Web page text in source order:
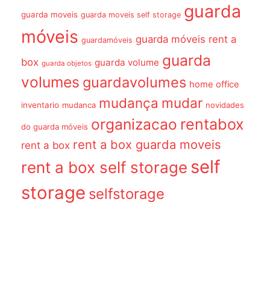
guarda moveis guarda moveis self storage guarda
móveis guardamóveis guarda móveis rent a
box guarda objetos guarda volume guarda
volumes guardavolumes home office
inventario mudanca mudança mudar novidades
do guarda móveis organizacao rentabox
rent a box rent a box guarda moveis
rent a box self storage self
storage selfstorage